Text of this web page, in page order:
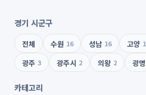
경기 시군구
전체 수원 16 성남 16 고양
광주 3 광주시 2 의왕 2 광명
카테고리